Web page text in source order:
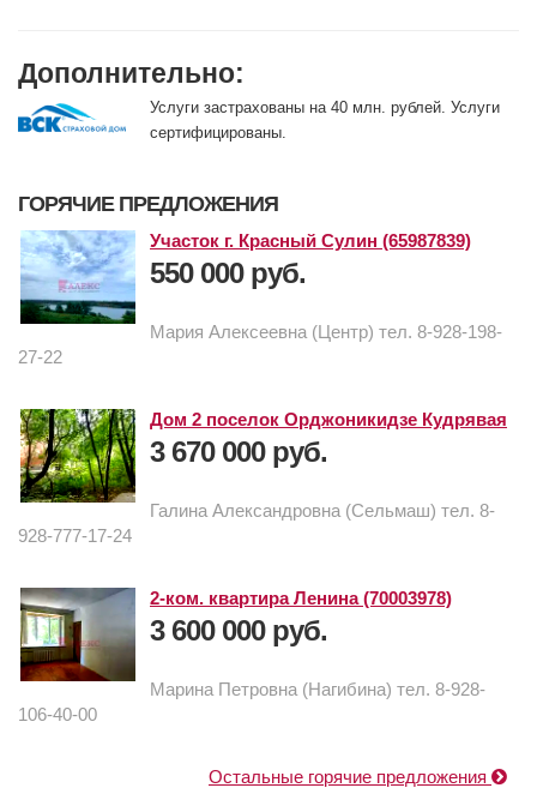
Дополнительно:
Услуги застрахованы на 40 млн. рублей. Услуги
сертифицированы.
ГОРЯЧИЕ ПРЕДЛОЖЕНИЯ
Участок г. Красный Сулин (65987839)
550 000 руб.
Мария Алексеевна (Центр) тел. 8-928-198-
27-22
Дом 2 поселок Орджоникидзе Кудрявая
3 670 000 руб.
Галина Александровна (Сельмаш) тел. 8-
928-777-17-24
2-ком. квартира Ленина (70003978)
3 600 000 руб.
Марина Петровна (Нагибина) тел. 8-928-
106-40-00
Остальные горячие предложения